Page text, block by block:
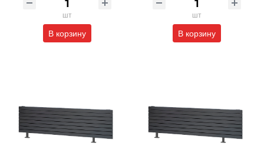
шт
В корзину
шт
В корзину